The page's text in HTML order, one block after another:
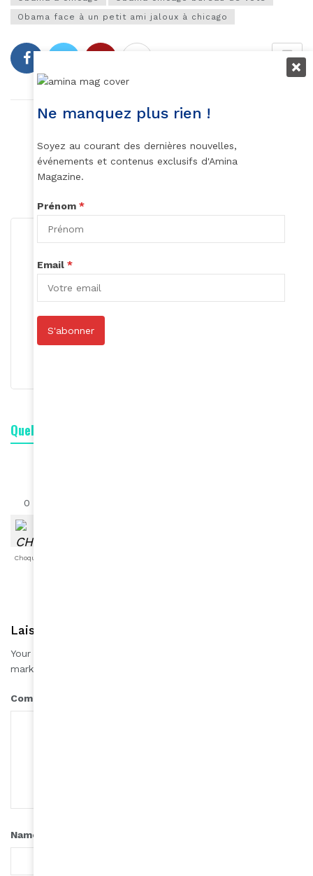
Obama face à un petit ami jaloux à chicago
Article précédent
Article suivant
L'Effet Du Stress Sur Le Corps
Quelle est votre réaction ?
0
Choqué
Laisser une réponse
Your email address will not be published.
marked
Comment
Name
Ne manquez plus rien !
Soyez au courant des dernières nouvelles,
événements et contenus exclusifs d'Amina
Magazine.
Prénom *
Email *
S'abonner